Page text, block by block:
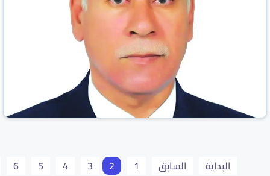
البداية السابق 1
2
3
4
5
6